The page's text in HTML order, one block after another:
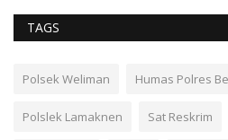
TAGS
Polsek Weliman Humas Polres
Polslek Lamaknen Sat Reskrim